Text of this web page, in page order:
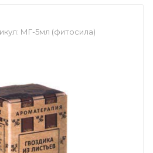
МГ-5мл (фитосила)